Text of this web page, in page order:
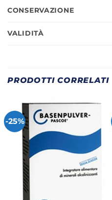
CONSERVAZIONE
VALIDITÀ
PRODOTTI CORRELATI
-25%